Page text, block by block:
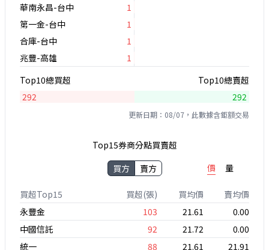
華南永昌-台中
1
第一金-台中
1
合庫-台中
1
兆豐-高雄
1
Top10總買超
Top10總賣超
292
292
更新日期：08/07，此數據含鉅額交易
Top15券商分點買賣超
買方
賣方 價 量
買超Top15 買超(張) 買均價
賣均價
永豐金
103 21.61
0.00
中國信託
92 21.72
0.00
統一
88 21.61
21.91